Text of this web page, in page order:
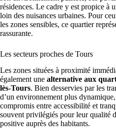
résidences. Le cadre y est propice à
loin des nuisances urbaines. Pour
les zones sensibles, ce quartier
rassurante.
Les secteurs proches de Tours
Les zones situées à proximité
également une alternative aux
lès-Tours. Bien desservies par les
d’un environnement plus
compromis entre accessibilité et
souvent privilégiés pour leur qualité
positive auprès des habitants.